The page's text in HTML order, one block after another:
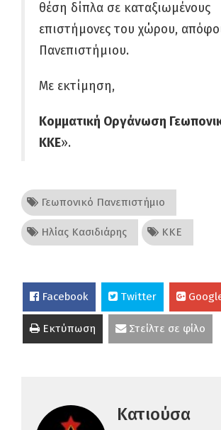
θέση δίπλα σε καταξιωμένους
επιστήμονες του χώρου,
Πανεπιστήμιου.
Με εκτίμηση,
Κομματική Οργάνωση
ΚΚΕ».
Γεωπονικό Πανεπιστήμιο
Ηλίας Κασιδιάρης ΚΚΕ
Facebook Twitter
Εκτύπωση Στείλτε σε φίλο
Κατιούσα